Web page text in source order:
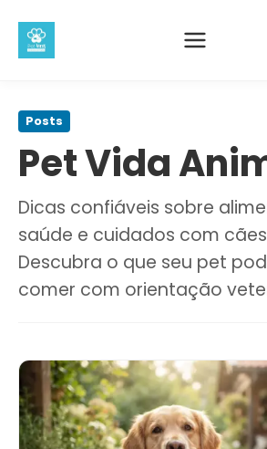
para
conteúdo
principal
Posts
Pet Vida
Dicas confiáveis sobre
saúde e cuidados com
Descubra o que seu pet
comer com orientação